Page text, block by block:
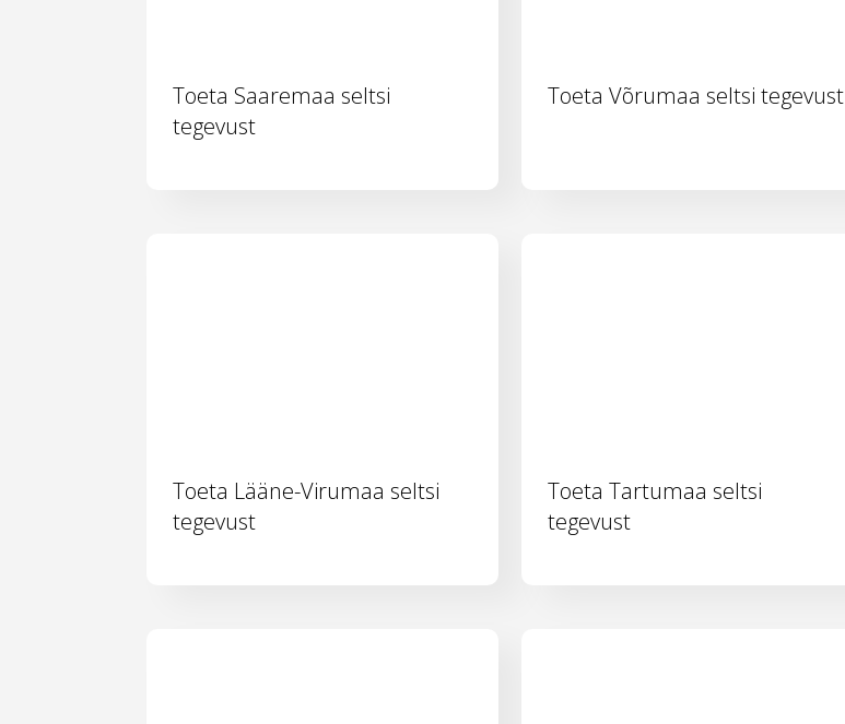
Toeta Saaremaa seltsi
tegevust
Toeta Võrumaa seltsi tegevust
Toeta Lääne-Virumaa seltsi
tegevust
Toeta Tartumaa seltsi
tegevust